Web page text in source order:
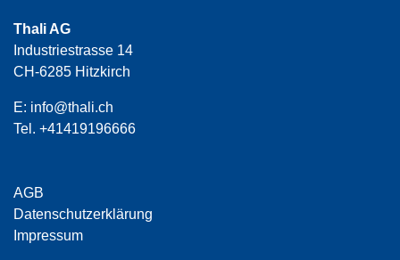
Thali AG
Industriestrasse 14
CH-6285 Hitzkirch
E: info@thali.ch
Tel. +41419196666
AGB
Datenschutzerklärung
Impressum